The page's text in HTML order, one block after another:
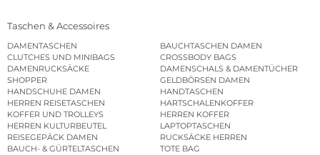
Taschen & Accessoires
DAMENTASCHEN
BAUCHTASCHEN DAMEN
CLUTCHES UND MINIBAGS
CROSSBODY BAGS
DAMENRUCKSÄCKE
DAMENSCHALS & DAMENTÜCHER
SHOPPER
GELDBÖRSEN DAMEN
HANDSCHUHE DAMEN
HANDTASCHEN
HERREN REISETASCHEN
HARTSCHALENKOFFER
KOFFER UND TROLLEYS
HERREN KOFFER
HERREN KULTURBEUTEL
LAPTOPTASCHEN
REISEGEPÄCK DAMEN
RUCKSÄCKE HERREN
BAUCH- & GÜRTELTASCHEN
TOTE BAG